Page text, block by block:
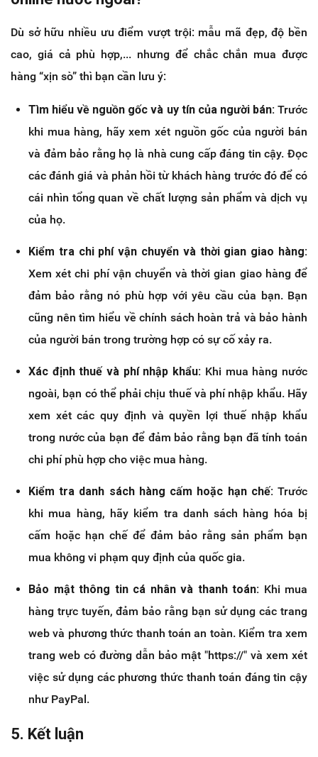
Dù sở hữu nhiều ưu điểm vượt trội: mẫu mã đẹp, độ bền
cao, giá cả phù hợp,... nhưng để chắc chắn mua được
hàng “xịn sò” thì bạn cần lưu ý:
Tìm hiểu về nguồn gốc và uy tín của người bán:Trước
khi mua hàng, hãy xem xét nguồn gốc của người bán
và đảm bảo rằng họ là nhà cung cấp đáng tin cậy. Đọc
các đánh giá và phản hồi từ khách hàng trước đó để có
cái nhìn tổng quan về chất lượng sản phẩm và dịch vụ
của họ.
Kiểm tra chi phí vận chuyển và thời gian giao hàng:
Xem xét chi phí vận chuyển và thời gian giao hàng để
đảm bảo rằng nó phù hợp với yêu cầu của bạn. Bạn
cũng nên tìm hiểu về chính sách hoàn trả và bảo hành
của người bán trong trường hợp có sự cố xảy ra.
Xác định thuế và phí nhập khẩu: Khi mua hàng nước
ngoài, bạn có thể phải chịu thuế và phí nhập khẩu. Hãy
xem xét các quy định và quyền lợi thuế nhập khẩu
trong nước của bạn để đảm bảo rằng bạn đã tính toán
chi phí phù hợp cho việc mua hàng.
Kiểm tra danh sách hàng cấm hoặc hạn chế: Trước
khi mua hàng, hãy kiểm tra danh sách hàng hóa bị
cấm hoặc hạn chế để đảm bảo rằng sản phẩm bạn
mua không vi phạm quy định của quốc gia.
Bảo mật thông tin cá nhân và thanh toán: Khi mua
hàng trực tuyến, đảm bảo rằng bạn sử dụng các trang
web và phương thức thanh toán an toàn. Kiểm tra xem
trang web có đường dẫn bảo mật "https://" và xem xét
việc sử dụng các phương thức thanh toán đáng tin cậy
như PayPal.
5. Kết luận